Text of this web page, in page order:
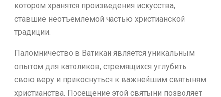
котором хранятся произведения искусства,
ставшие неотъемлемой частью христианской
традиции.
Паломничество в Ватикан является уникальным
опытом для католиков, стремящихся углубить
свою веру и прикоснуться к важнейшим святыням
христианства. Посещение этой святыни позволяет